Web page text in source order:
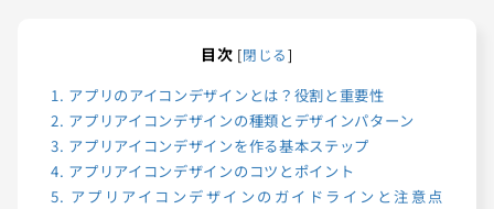
目次 [閉じる]
1. アプリのアイコンデザインとは？役割と重要性
2. アプリアイコンデザインの種類とデザインパターン
3. アプリアイコンデザインを作る基本ステップ
4. アプリアイコンデザインのコツとポイント
5. アプリアイコンデザインのガイドラインと注意点